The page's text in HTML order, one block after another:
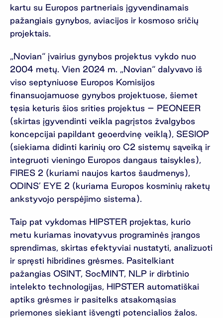
kartu su Europos partneriais įgyvendinamais
pažangiais gynybos, aviacijos ir kosmoso sričių
projektais.
„Novian“ įvairius gynybos projektus vykdo nuo
2004 metų. Vien 2024 m. „Novian“ dalyvavo iš
viso septyniuose Europos Komisijos
finansuojamuose gynybos projektuose, šiemet
tęsia keturis šios srities projektus – PEONEER
(skirtas įgyvendinti veikla pagrįstos žvalgybos
koncepcijai papildant geoerdvinę veiklą), SESIOP
(siekiama didinti karinių oro C2 sistemų sąveiką ir
integruoti vieningo Europos dangaus taisykles),
FIRES 2 (kuriami naujos kartos šaudmenys),
ODINS’ EYE 2 (kuriama Europos kosminių raketų
ankstyvojo perspėjimo sistema).
Taip pat vykdomas HIPSTER projektas, kurio
metu kuriamas inovatyvus programinės įrangos
sprendimas, skirtas efektyviai nustatyti, analizuoti
ir spręsti hibridines grėsmes. Pasitelkiant
pažangias OSINT, SocMINT, NLP ir dirbtinio
intelekto technologijas, HIPSTER automatiškai
aptiks grėsmes ir pasitelks atsakomąsias
priemones siekiant išvengti potencialios žalos.